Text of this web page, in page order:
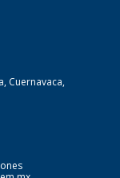
Cuernavaca,